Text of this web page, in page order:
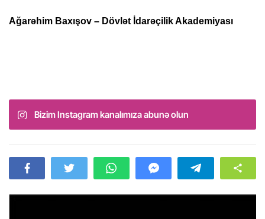
Ağarəhim Baxışov – Dövlət İdarəçilik Akademiyası
Bizim Instagram kanalımıza abunə olun